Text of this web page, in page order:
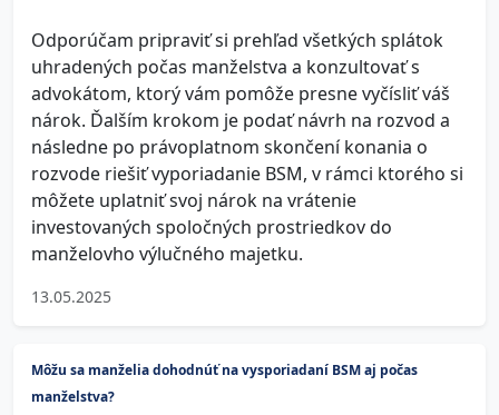
Odporúčam pripraviť si prehľad všetkých splátok
uhradených počas manželstva a konzultovať s
advokátom, ktorý vám pomôže presne vyčísliť váš
nárok. Ďalším krokom je podať návrh na rozvod a
následne po právoplatnom skončení konania o
rozvode riešiť vyporiadanie BSM, v rámci ktorého si
môžete uplatniť svoj nárok na vrátenie
investovaných spoločných prostriedkov do
manželovho výlučného majetku.
13.05.2025
Môžu sa manželia dohodnúť na vysporiadaní BSM aj počas
manželstva?